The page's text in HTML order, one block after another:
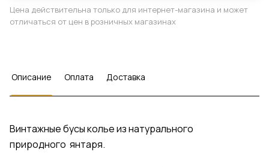
Цена действительна только для интернет-магазина и может
отличаться от цен в розничных магазинах
Описание Оплата Доставка
Винтажные бусы колье из натурального
природного янтаря.